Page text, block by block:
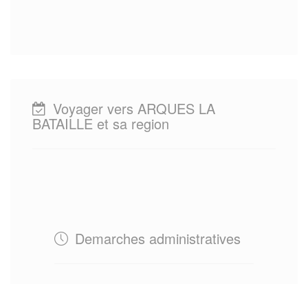
Voyager vers ARQUES LA
BATAILLE et sa region
Demarches administratives